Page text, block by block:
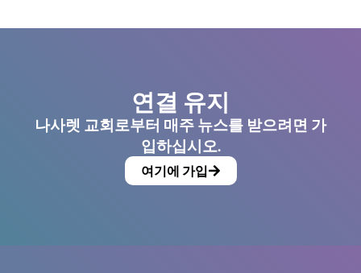
연결 유지
나사렛 교회로부터 매주 뉴스를 받으려면 가
입하십시오.
여기에 가입